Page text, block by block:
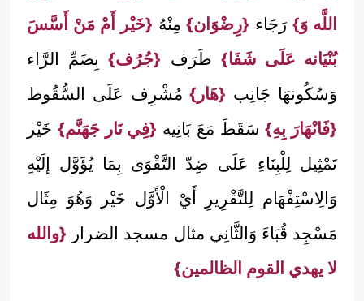
اللَّه وَ}رَجَاء {رِضْوَان}مِنْهُ {خَيْر أَمْ مَنْ أَسَّسَ
بُنْيَانه عَلَى شَفَا} طَرَف {جُرُف}بِضَمِّ الرَّاء
وَسُكُونهَا جَانِب {هَار}مُشْرِف عَلَى السُّقُوط
{فَانْهَارَ بِهِ}سَقَطَ مَعَ بَانِيه {فِي نَار جَهَنَّم} خَيْر
تَمْثِيل لِلْبِنَاءِ عَلَى ضِدّ التَّقْوَى بِمَا يُؤَوَّل إلَيْهِ
وَالِاسْتِفْهَام لِلتَّقْرِيرِ أَيْ الْأَوَّل خَيْر وَهُوَ مِثَال
مَسْجِد قُبَاءَ وَالثَّانِي مثال مسجد الضرار {والله
لا يهدي القوم الظالمين}